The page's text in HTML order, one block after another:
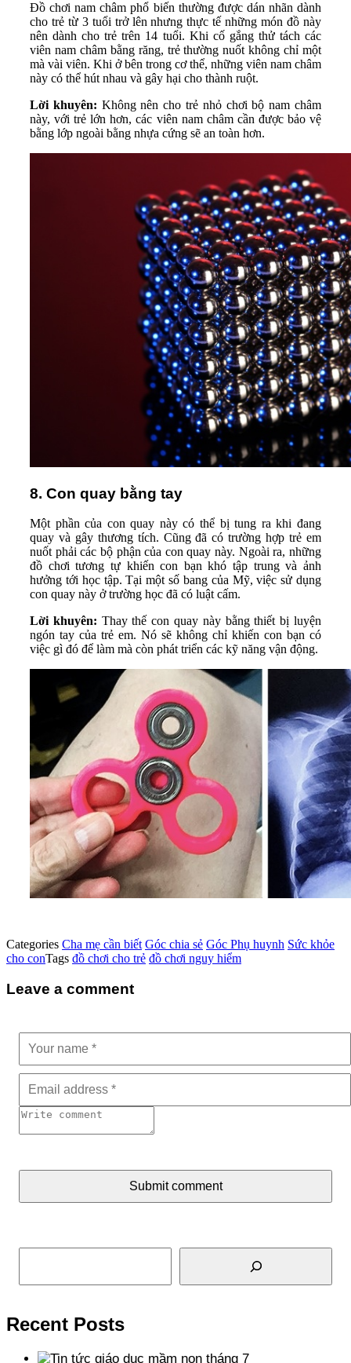
Đồ chơi nam châm phổ biến thường được dán nhãn dành
cho trẻ từ 3 tuổi trở lên nhưng thực tế những món đồ này
nên dành cho trẻ trên 14 tuổi. Khi cố gắng thử tách các
viên nam châm bằng răng, trẻ thường nuốt không chỉ một
mà vài viên. Khi ở bên trong cơ thể, những viên nam châm
này có thể hút nhau và gây hại cho thành ruột.
Lời khuyên: Không nên cho trẻ nhỏ chơi bộ nam châm
này, với trẻ lớn hơn, các viên nam châm cần được bảo vệ
bằng lớp ngoài bằng nhựa cứng sẽ an toàn hơn.
8. Con quay bằng tay
Một phần của con quay này có thể bị tung ra khi đang
quay và gây thương tích. Cũng đã có trường hợp trẻ em
nuốt phải các bộ phận của con quay này. Ngoài ra, những
đồ chơi tương tự khiến con bạn khó tập trung và ảnh
hưởng tới học tập. Tại một số bang của Mỹ, việc sử dụng
con quay này ở trường học đã có luật cấm.
Lời khuyên: Thay thế con quay này bằng thiết bị luyện
ngón tay của trẻ em. Nó sẽ không chỉ khiến con bạn có
việc gì đó để làm mà còn phát triển các kỹ năng vận động.
Categories Cha mẹ cần biết Góc chia sẻ Góc Phụ huynh Sức khỏe
cho conTags đồ chơi cho trẻ đồ chơi nguy hiểm
Leave a comment
Submit comment
Tìm kiếm
Recent Posts